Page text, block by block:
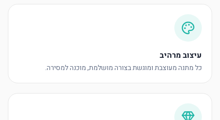
עיצוב מרהיב
כל מתנה מעוצבת ומוגשת בצורה מושלמת, מוכנה למסירה.